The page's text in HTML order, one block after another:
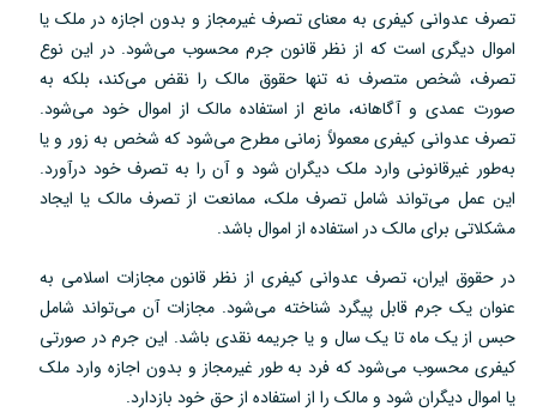
تصرف عدوانی کیفری به معنای تصرف غیرمجاز و بدون اجازه در ملک یا
اموال دیگری است که از نظر قانون جرم محسوب می‌شود. در این نوع
تصرف، شخص متصرف نه تنها حقوق مالک را نقض می‌کند، بلکه به
صورت عمدی و آگاهانه، مانع از استفاده مالک از اموال خود می‌شود.
تصرف عدوانی کیفری معمولاً زمانی مطرح می‌شود که شخص به زور و یا
به‌طور غیرقانونی وارد ملک دیگران شود و آن را به تصرف خود درآورد.
این عمل می‌تواند شامل تصرف ملک، ممانعت از تصرف مالک یا ایجاد
مشکلاتی برای مالک در استفاده از اموال باشد.
در حقوق ایران، تصرف عدوانی کیفری از نظر قانون مجازات اسلامی به
عنوان یک جرم قابل پیگرد شناخته می‌شود. مجازات آن می‌تواند شامل
حبس از یک ماه تا یک سال و یا جریمه نقدی باشد. این جرم در صورتی
کیفری محسوب می‌شود که فرد به طور غیرمجاز و بدون اجازه وارد ملک
یا اموال دیگران شود و مالک را از استفاده از حق خود بازدارد.